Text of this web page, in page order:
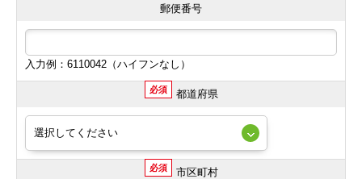
郵便番号
入力例：6110042（ハイフンなし）
必須 都道府県
必須 市区町村